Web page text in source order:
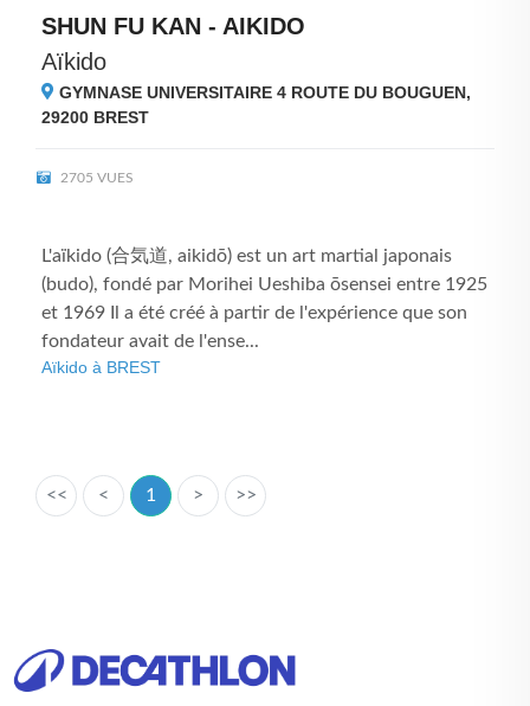
SHUN FU KAN - AIKIDO
Aïkido
GYMNASE UNIVERSITAIRE 4 ROUTE DU BOUGUEN,
29200 BREST
2705 VUES
L'aïkido (合気道, aikidō) est un art martial japonais
(budo), fondé par Morihei Ueshiba ōsensei entre 1925
et 1969 Il a été créé à partir de l'expérience que son
fondateur avait de l'ense...
Aïkido à BREST
<< < 1 > >>